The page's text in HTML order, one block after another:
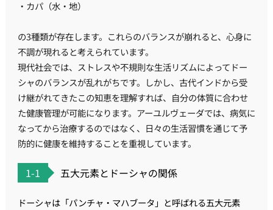
・カパ（水・地）
の3種類が存在します。これらのバランスが崩れると、心身に
不調が現れると考えられています。
現代社会では、ストレスや不規則な生活リズムによってドー
シャのバランスが乱れがちです。しかし、古代インドから受
け継がれてきたこの知恵を理解すれば、自分の体質に合わせ
た健康管理が可能になります。アーユルヴェーダでは、病気に
なってから治療するのではなく、日々の生活習慣を通じて予
防的に健康を維持することを重視しています。
1-1 五大元素とドーシャの関係
ドーシャは「パンチャ・マハブータ」と呼ばれる五大元素